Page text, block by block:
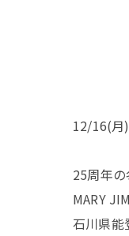
12/16(月
25周年の
MARY
石川県能